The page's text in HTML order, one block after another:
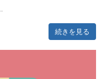
続きを見る